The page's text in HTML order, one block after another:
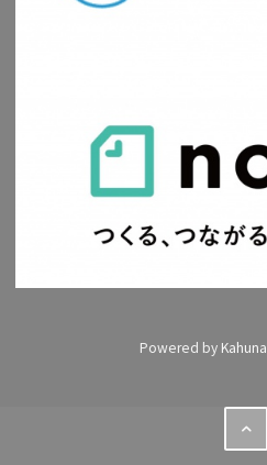
Powered byKahuna